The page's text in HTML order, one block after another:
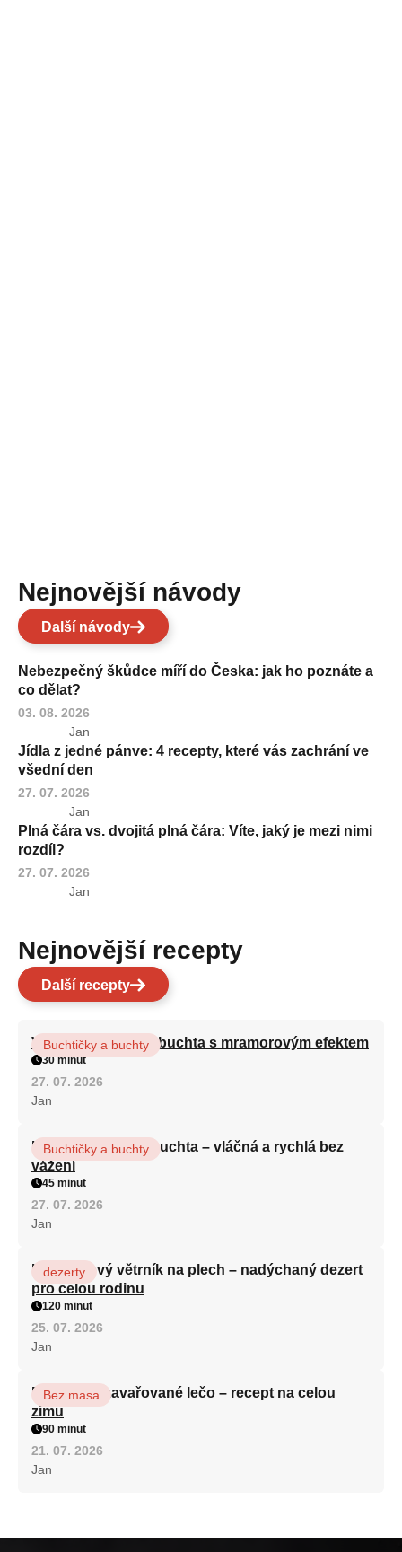
Nejnovější návody
Další návody
Nebezpečný škůdce míří do Česka: jak ho poznáte a
co dělat?
03. 08. 2026
Jan
Jídla z jedné pánve: 4 recepty, které vás zachrání ve
všední den
27. 07. 2026
Jan
Plná čára vs. dvojitá plná čára: Víte, jaký je mezi nimi
rozdíl?
27. 07. 2026
Jan
Nejnovější recepty
Další recepty
Vláčná olejová litá buchta s mramorovým efektem
Buchtičky a buchty
30 minut
27. 07. 2026
Jan
Hrnková maková buchta – vláčná a rychlá bez
vážení
Buchtičky a buchty
45 minut
27. 07. 2026
Jan
Karamelový větrník na plech – nadýchaný dezert
pro celou rodinu
dezerty
120 minut
25. 07. 2026
Jan
Babiččino zavařované lečo – recept na celou
zimu
Bez masa
90 minut
21. 07. 2026
Jan